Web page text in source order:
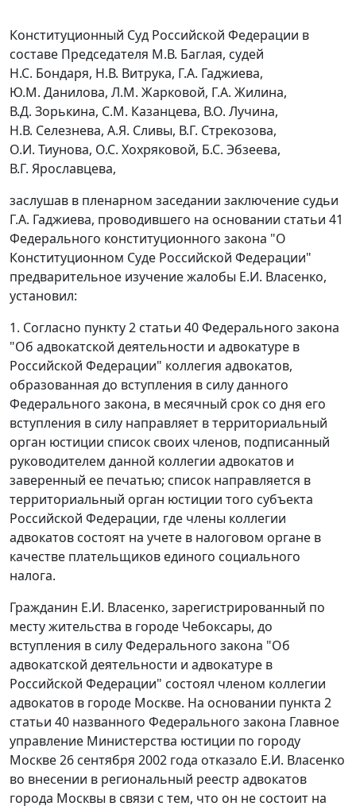
Конституционный Суд Российской Федерации в
составе Председателя М.В. Баглая, судей
Н.С. Бондаря, Н.В. Витрука, Г.А. Гаджиева,
Ю.М. Данилова, Л.М. Жарковой, Г.А. Жилина,
В.Д. Зорькина, С.М. Казанцева, В.О. Лучина,
Н.В. Селезнева, А.Я. Сливы, В.Г. Стрекозова,
О.И. Тиунова, О.С. Хохряковой, Б.С. Эбзеева,
В.Г. Ярославцева,
заслушав в пленарном заседании заключение судьи
Г.А. Гаджиева, проводившего на основании статьи 41
Федерального конституционного закона "О
Конституционном Суде Российской Федерации"
предварительное изучение жалобы Е.И. Власенко,
установил:
1. Согласно пункту 2 статьи 40Федерального закона
"Об адвокатской деятельности и адвокатуре в
Российской Федерации" коллегия адвокатов,
образованная до вступления в силу данного
Федерального закона, в месячный срок со дня его
вступления в силу направляет в территориальный
орган юстиции список своих членов, подписанный
руководителем данной коллегии адвокатов и
заверенный ее печатью; список направляется в
территориальный орган юстиции того субъекта
Российской Федерации, где члены коллегии
адвокатов состоят на учете в налоговом органе в
качестве плательщиков единого социального
налога.
Гражданин Е.И. Власенко, зарегистрированный по
месту жительства в городе Чебоксары, до
вступления в силуФедерального закона "Об
адвокатской деятельности и адвокатуре в
Российской Федерации" состоял членом коллегии
адвокатов в городе Москве. На основании пункта 2
статьи 40 названного Федерального закона Главное
управление Министерства юстиции по городу
Москве 26 сентября 2002 года отказало Е.И. Власенко
во внесении в региональный реестр адвокатов
города Москвы в связи с тем, что он не состоит на